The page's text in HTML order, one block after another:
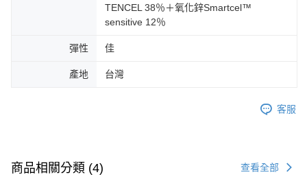
TENCEL 38％＋氧化鋅Smartcel™
sensitive 12％
彈性 佳
產地 台灣
客服
商品相關分類 (4) 查看全部